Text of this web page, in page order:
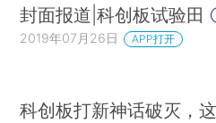
封面报道|科创板试验田
2019年07月26日 APP打开
科创板打新神话破灭，